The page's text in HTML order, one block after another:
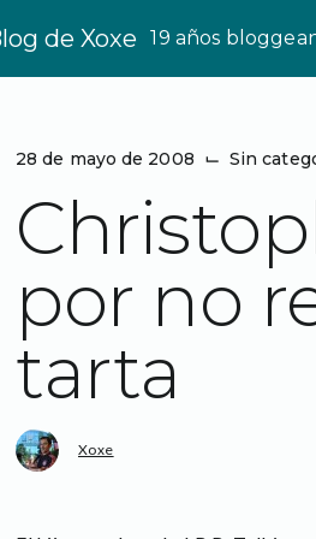
de Xoxe 19 años
28 de mayo de 2008 ⌙ Sin
por no
tarta
Xoxe